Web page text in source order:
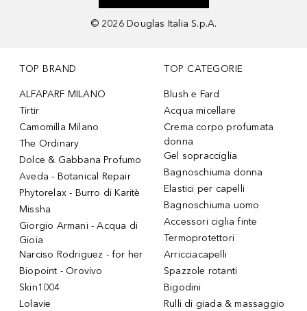
© 2026 Douglas Italia S.p.A.
TOP BRAND
ALFAPARF MILANO
Tirtir
Camomilla Milano
The Ordinary
Dolce & Gabbana Profumo
Aveda - Botanical Repair
Phytorelax - Burro di Karitè
Missha
Giorgio Armani - Acqua di
Gioia
Narciso Rodriguez - for her
Biopoint - Orovivo
Skin1004
Lolavie
TOP CATEGORIE
Blush e Fard
Acqua micellare
Crema corpo profumata
donna
Gel sopracciglia
Bagnoschiuma donna
Elastici per capelli
Bagnoschiuma uomo
Accessori ciglia finte
Termoprotettori
Arricciacapelli
Spazzole rotanti
Bigodini
Rulli di giada & massaggio